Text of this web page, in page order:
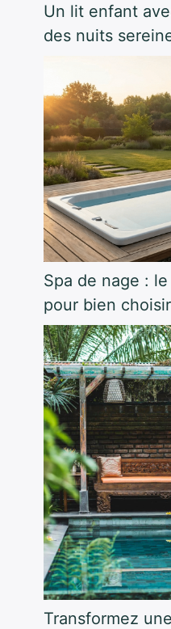
Un lit enfant
des nuits
Spa de nage :
pour bien choisir
Transformez